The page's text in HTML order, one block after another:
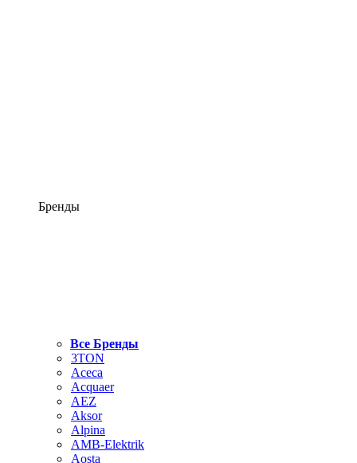
Бренды
Все Бренды
3TON
Aceca
Acquaer
AEZ
Aksor
Alpina
AMB-Elektrik
Aosta